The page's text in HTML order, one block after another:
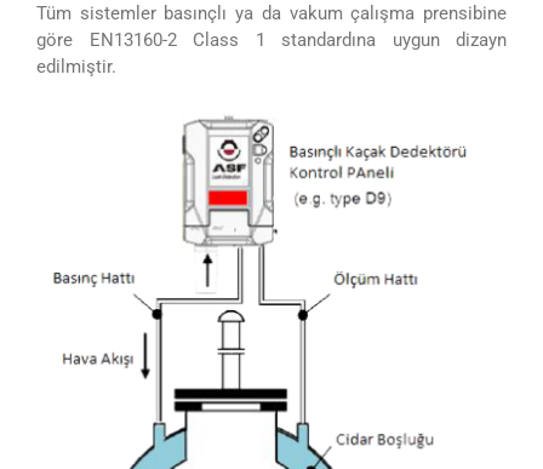
Tüm sistemler basınçlı ya da vakum çalışma prensibine
göre EN13160-2 Class 1 standardına uygun dizayn
edilmiştir.